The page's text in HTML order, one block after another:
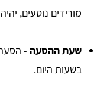
מורידים נוסעים,
שעת ההסעה -
בשעות היום.